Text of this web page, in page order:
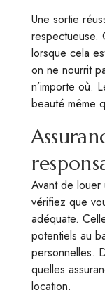
Une sortie
respectueuse.
lorsque cela
on ne nourrit
n’importe où.
beauté même
Avant de louer
vérifiez que
adéquate.
potentiels au
personnelles.
quelles
location.